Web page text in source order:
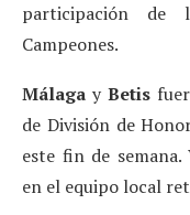
participación
Campeones.
Málaga yBetis
de División de
este fin de semana.
en el equipo local